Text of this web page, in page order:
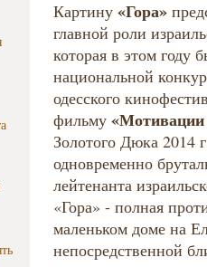
Картину «Гора»
главной роли
которая в этом
национальной
одесского
фильму
Золотого Дюка 2014
одновременно
лейтенанта
«Гора» - полная
маленьком доме на
непосредственной